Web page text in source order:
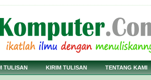
TULISAN KIRIM TULISAN TENTANG KAMI